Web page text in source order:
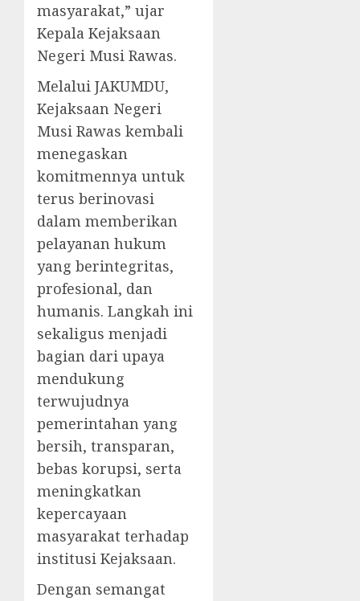
masyarakat,” ujar
Kepala Kejaksaan
Negeri Musi Rawas.
Melalui JAKUMDU,
Kejaksaan Negeri
Musi Rawas kembali
menegaskan
komitmennya untuk
terus berinovasi
dalam memberikan
pelayanan hukum
yang berintegritas,
profesional, dan
humanis. Langkah ini
sekaligus menjadi
bagian dari upaya
mendukung
terwujudnya
pemerintahan yang
bersih, transparan,
bebas korupsi, serta
meningkatkan
kepercayaan
masyarakat terhadap
institusi Kejaksaan.
Dengan semangat